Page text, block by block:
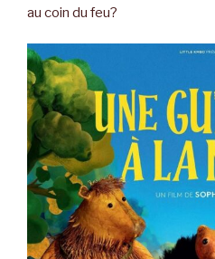
au coin du feu?